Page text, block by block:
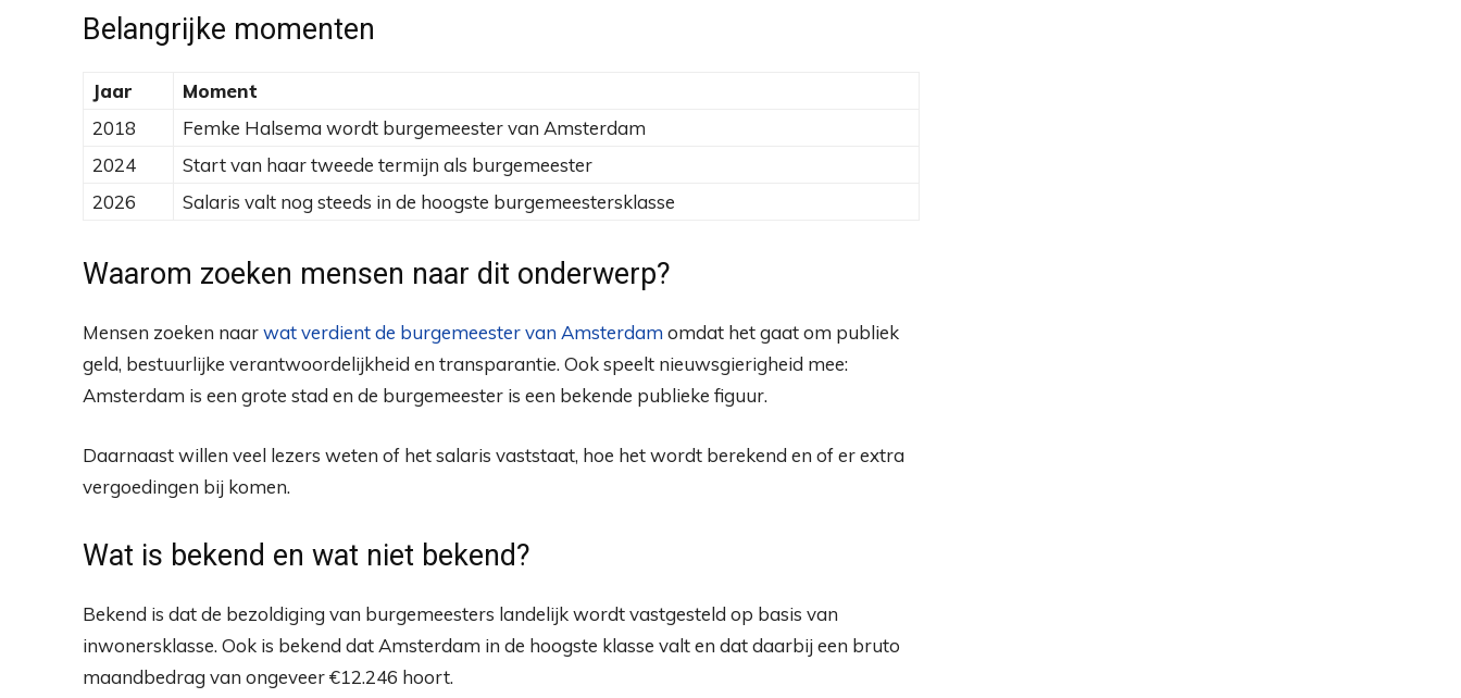
Belangrijke momenten
Jaar
Moment
2018
Femke Halsema wordt burgemeester van Amsterdam
2024
Start van haar tweede termijn als burgemeester
2026
Salaris valt nog steeds in de hoogste burgemeestersklasse
Waarom zoeken mensen naar dit onderwerp?
Mensen zoeken naarwat verdient de burgemeester van Amsterdam omdat het gaat om publiek
geld, bestuurlijke verantwoordelijkheid en transparantie. Ook speelt nieuwsgierigheid mee:
Amsterdam is een grote stad en de burgemeester is een bekende publieke figuur.
Daarnaast willen veel lezers weten of het salaris vaststaat, hoe het wordt berekend en of er extra
vergoedingen bij komen.
Wat is bekend en wat niet bekend?
Bekend is dat de bezoldiging van burgemeesters landelijk wordt vastgesteld op basis van
inwonersklasse. Ook is bekend dat Amsterdam in de hoogste klasse valt en dat daarbij een bruto
maandbedrag van ongeveer €12.246 hoort.